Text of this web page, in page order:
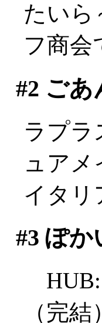
たいら
フ商会
#2 ごあ
ラプラ
ュアメ
イタリ
#3 ぽか
（完結）